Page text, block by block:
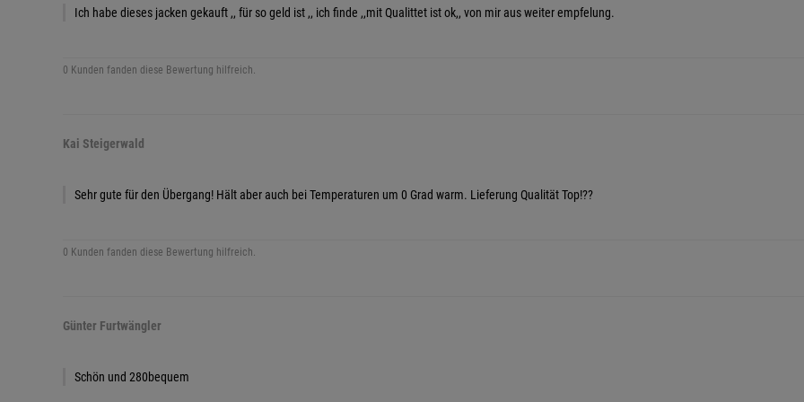
Ich habe dieses jacken gekauft ,, für so geld ist ,, ich finde ,,mit Qualittet ist ok,, von mir aus weiter empfelung.
0 Kunden fanden diese Bewertung hilfreich.
Kai Steigerwald
Sehr gute für den Übergang! Hält aber auch bei Temperaturen um 0 Grad warm. Lieferung Qualität Top!??
0 Kunden fanden diese Bewertung hilfreich.
Günter Furtwängler
Schön und 280bequem